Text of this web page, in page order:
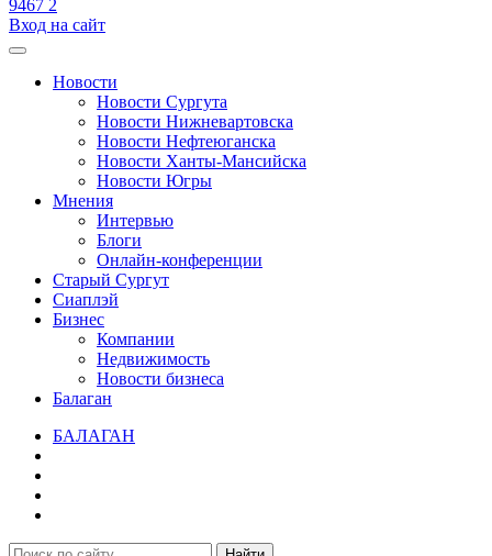
9467 2
Вход на сайт
Новости
Новости Сургута
Новости Нижневартовска
Новости Нефтеюганска
Новости Ханты-Мансийска
Новости Югры
Мнения
Интервью
Блоги
Онлайн-конференции
Старый Сургут
Сиаплэй
Бизнес
Компании
Недвижимость
Новости бизнеса
Балаган
БАЛАГАН